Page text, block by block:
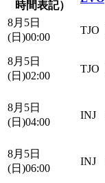
時間表記）
8月5日
(日)00:00
TJO
8月5日
(日)02:00
TJO
8月5日
(日)04:00
INJ
8月5日
(日)06:00
INJ